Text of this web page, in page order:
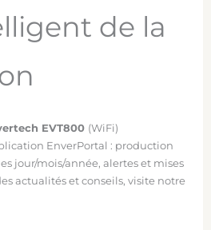
de la
EVT800 (WiFi)
EnverPortal : production
jour/mois/année, alertes et mises
actualités et conseils, visite notre